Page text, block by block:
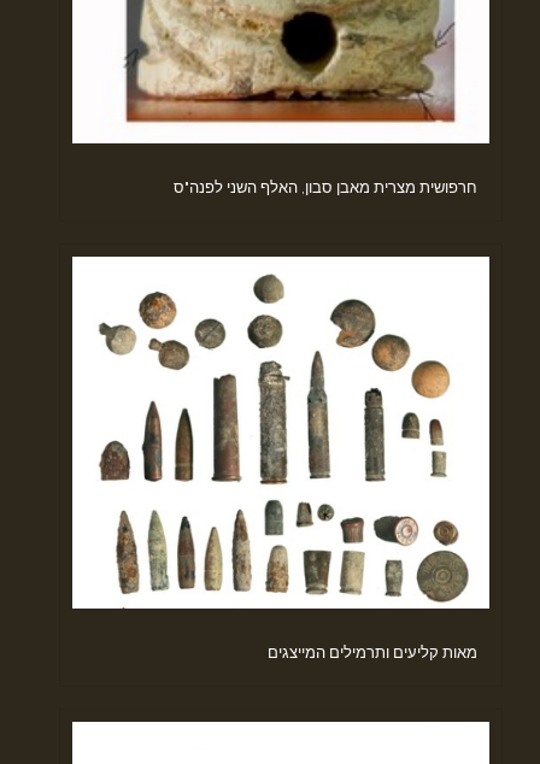
חרפושית מצרית מאבן סבון, האלף השני לפנה"ס
מאות קליעים ותרמילים המייצגים